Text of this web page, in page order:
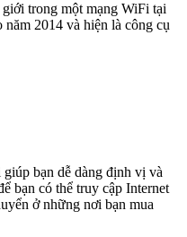
trong một mạng WiFi tại
2014 và hiện là công cụ
bạn dễ dàng định vị và
bạn có thể truy cập Internet
ở những nơi bạn mua